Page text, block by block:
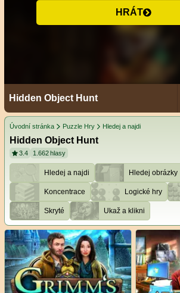
HRÁT
Hidden Object Hunt
Úvodní stránka Puzzle Hry Hledej a najdi
Hidden Object Hunt
3.4 1.662 hlasy
Hledej a najdi Hledej obrázky
Koncentrace Logické hry
Skryté Ukaž a klikni